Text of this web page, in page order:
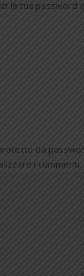
la tua password
da
i commenti.